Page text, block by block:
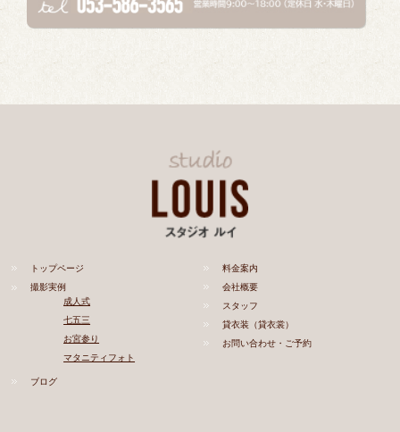
トップページ
撮影実例
成人式
七五三
お宮参り
マタニティフォト
ブログ
料金案内
会社概要
スタッフ
貸衣装（貸衣裳）
お問い合わせ・ご予約